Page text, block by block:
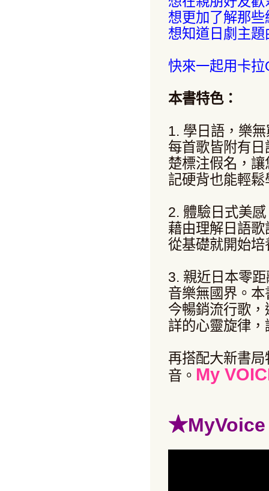
想更加了解那
想知道日劇主
快來一起用卡
本書特色：
1. 學日語，樂無
每首歌皆附有
楚標注假名，
記硬背也能輕鬆
2. 體驗日式美感
藉由理解日語
從基礎就開始
3. 親近日本零距
音樂無國界。
今暢銷流行歌
詳的心靈旋律
再搭配大新書
音。 My
★